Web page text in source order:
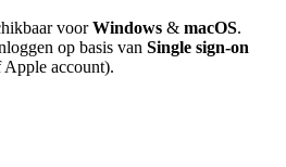
voorWindows & macOS.
op basis van Single sign-on
account).